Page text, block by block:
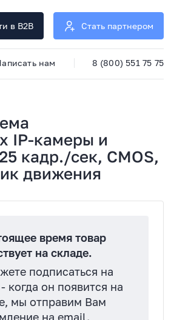
в B2B Стать партнером
нам 8 (800) 551 75 75
IP-камеры и
кадр./сек, CMOS,
движения
время товар
на складе.
подписаться на
когда он появится на
мы отправим Вам
на email.